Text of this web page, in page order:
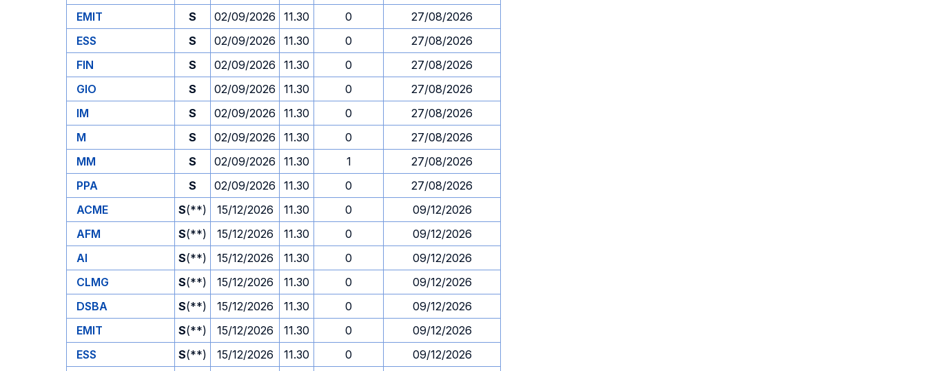
EMIT
S 02/09/2026 11.30 0
27/08/2026
ESS
S 02/09/2026 11.30 0
27/08/2026
FIN
S 02/09/2026 11.30 0
27/08/2026
GIO
S 02/09/2026 11.30 0
27/08/2026
IM
S 02/09/2026 11.30 0
27/08/2026
M
S 02/09/2026 11.30 0
27/08/2026
MM
S 02/09/2026 11.30 1
27/08/2026
PPA
S 02/09/2026 11.30 0
27/08/2026
ACME
S(**) 15/12/2026 11.30 0
09/12/2026
AFM
S(**) 15/12/2026 11.30 0
09/12/2026
AI
S(**) 15/12/2026 11.30 0
09/12/2026
CLMG
S(**) 15/12/2026 11.30 0
09/12/2026
DSBA
S(**) 15/12/2026 11.30 0
09/12/2026
EMIT
S(**) 15/12/2026 11.30 0
09/12/2026
ESS
S(**) 15/12/2026 11.30 0
09/12/2026